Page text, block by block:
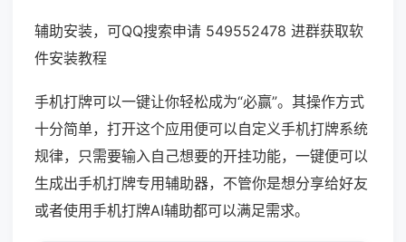
辅助安装，可QQ搜索申请 549552478 进群获取软
件安装教程
手机打牌可以一键让你轻松成为“必赢”。其操作方式
十分简单，打开这个应用便可以自定义手机打牌系统
规律，只需要输入自己想要的开挂功能，一键便可以
生成出手机打牌专用辅助器，不管你是想分享给好友
或者使用手机打牌AI辅助都可以满足需求。